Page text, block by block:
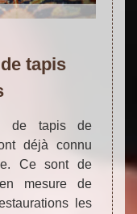
tapis
de tapis de
déjà connu
Ce sont de
mesure de
les